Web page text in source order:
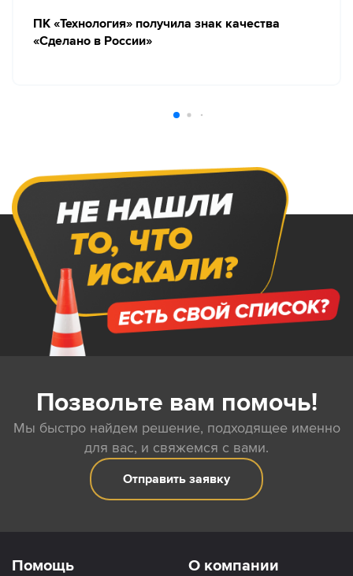
ПК «Технология» получила знак качества
«Сделано в России»
Позвольте вам помочь!
Мы быстро найдем решение, подходящее именно
для вас, и свяжемся с вами.
Отправить заявку
Помощь
О компании